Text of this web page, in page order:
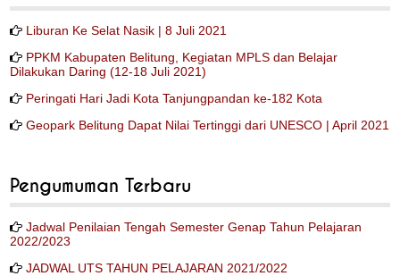
Liburan Ke Selat Nasik | 8 Juli 2021
PPKM Kabupaten Belitung, Kegiatan MPLS dan Belajar
Dilakukan Daring (12-18 Juli 2021)
Peringati Hari Jadi Kota Tanjungpandan ke-182 Kota
Geopark Belitung Dapat Nilai Tertinggi dari UNESCO | April 2021
Pengumuman Terbaru
Jadwal Penilaian Tengah Semester Genap Tahun Pelajaran
2022/2023
JADWAL UTS TAHUN PELAJARAN 2021/2022